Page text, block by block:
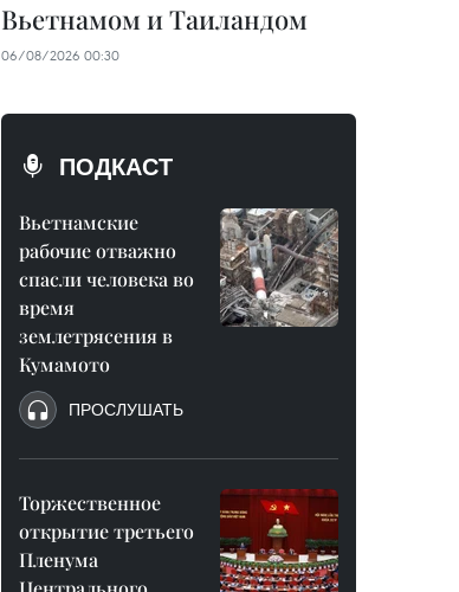
Вьетнамом и Таиландом
06/08/2026 00:30
ПОДКАСТ
Вьетнамские
рабочие отважно
спасли человека во
время
землетрясения в
Кумамото
ПРОСЛУШАТЬ
Торжественное
открытие третьего
Пленума